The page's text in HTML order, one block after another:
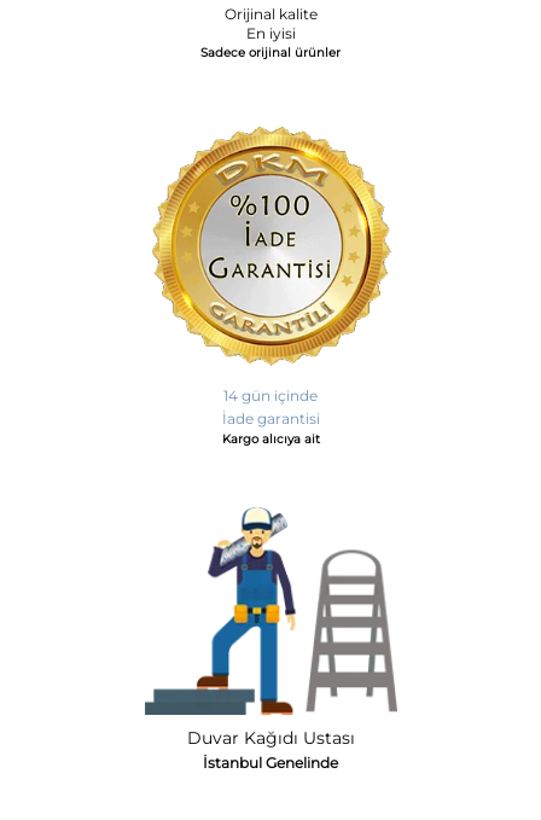
Orijinal kalite
En iyisi
Sadece orijinal ürünler
14 gün içinde
İade garantisi
Kargo alıcıya ait
Duvar Kağıdı Ustası
İstanbul Genelinde